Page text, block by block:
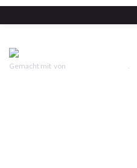
Gemacht mit von .